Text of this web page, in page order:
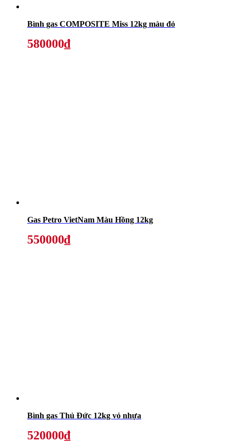
Bình gas COMPOSITE Miss 12kg màu đỏ
580000₫
Gas Petro VietNam Màu Hồng 12kg
550000₫
Bình gas Thủ Đức 12kg vỏ nhựa
520000₫